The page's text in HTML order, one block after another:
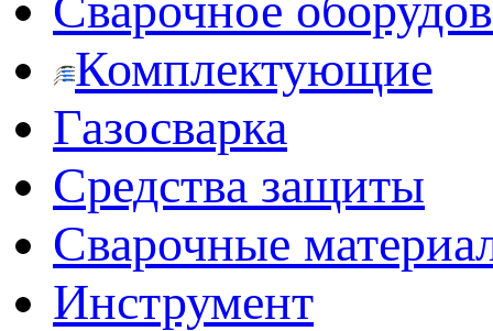
Комплектующие
Газосварка
Средства защиты
Сварочные
Инструмент